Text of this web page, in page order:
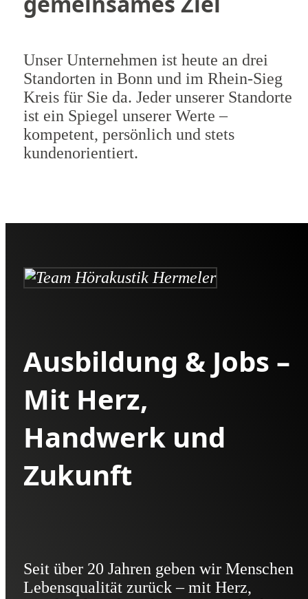
Unser Unternehmen ist heute an drei
Standorten in Bonn und im Rhein-Sieg
Kreis für Sie da. Jeder unserer Standorte
ist ein Spiegel unserer Werte –
kompetent, persönlich und stets
kundenorientiert.
Ausbildung & Jobs –
Mit Herz,
Handwerk und
Zukunft
Seit über 20 Jahren geben wir Menschen
Lebensqualität zurück – mit Herz,